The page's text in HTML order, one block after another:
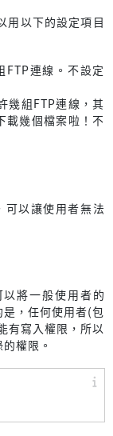
用以下的設定項目
FTP連線。不設定
幾組FTP連線，其
載幾個檔案啦！不
以讓使用者無法
以將一般使用者的
，任何使用者(包
有寫入權限，所以
權限。